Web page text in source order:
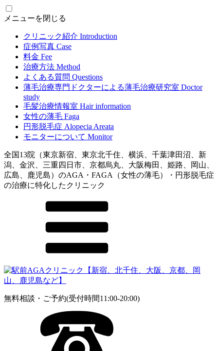
メニューを閉じる
クリニック紹介 Introduction
症例写真 Case
料金 Fee
治療方法 Method
よくある質問 Questions
薄毛治療専門ドクターによる薄毛治療研究室 Doctor
study
毛髪治療情報室 Hair information
女性の薄毛 Faga
円形脱毛症 Alopecia Areata
モニターについて Monitor
全国13院（東京新宿、東京北千住、横浜、千葉津田沼、新
潟、金沢、三重四日市、京都烏丸、大阪梅田、姫路、岡山、
広島、鹿児島）のAGA・FAGA（女性の薄毛）・円形脱毛症
の治療に特化したクリニック
無料相談・ご予約(受付時間11:00-20:00)